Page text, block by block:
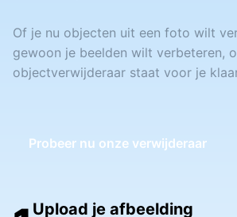
Of je nu objecten uit een foto wilt
gewoon je beelden wilt verbeteren,
objectverwijderaar staat voor je
Probeer nu onze verwijderaar
Upload je afbeelding